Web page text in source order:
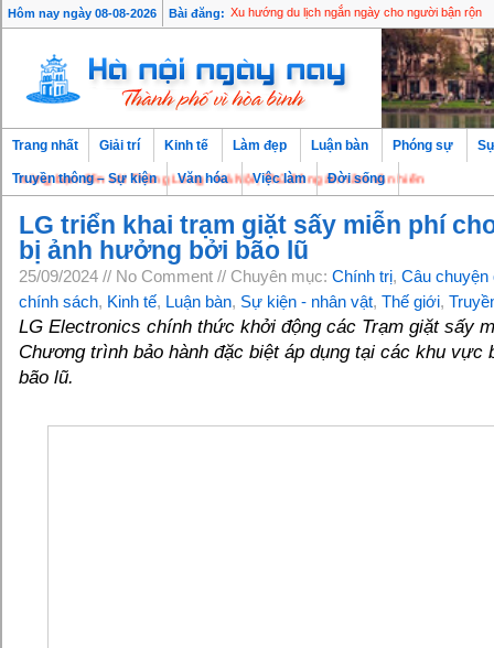
Hôm nay ngày 08-08-2026 Bài đăng: Xu hướng du lịch ngắn ngày cho người bận rộn
bạn đến với Thăng Long - Hà Nội, Thủ đô ngàn năm văn hiến
Trang nhất Giải trí Kinh tế Làm đẹp Luận bàn Phóng sự
Truyền thông – Sự kiện Văn hóa Việc làm Đời sống
LG triển khai trạm giặt sấy miễn phí
bị ảnh hưởng bởi bão lũ
25/09/2024 // No Comment // Chuyên mục: Chính trị, Câu chuyện
chính sách, Kinh tế, Luận bàn, Sự kiện - nhân vật, Thế giới,
LG Electronics chính thức khởi động các Trạm giặt sấy
Chương trình bảo hành đặc biệt áp dụng tại các khu vực
bão lũ.